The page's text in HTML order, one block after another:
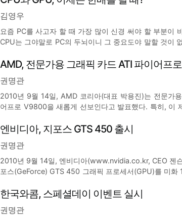
김영우
요즘 PC를 사고자 할 때 가장 많이 신경 써야 할 부분이
CPU는 그야말로 PC의 두뇌이니 그 중요도야 말할 것이
길 수 없는 부분이다. 다만, 그 어느 쪽이 더 많이 투자를
AMD, 전문가용 그래픽 카드 ATI 파이어프
권명관
2010년 9월 14일, AMD 코리아(대표 박용진)는 전문가
어프로 V9800을 새롭게 선보인다고 발표했다. 특히, 이
net Matsuda) 선임이사는 "이번 ATI 파이어
엔비디아, 지포스 GTS 450 출시
권명관
2010년 9월 14일, 엔비디아(www.nvidia.co.kr, CEO 젠
포스(GeForce) GTS 450 그래픽 프로세서(GPU)를 미화
게임과 애플리케이션에서
한국와콤, 스페셜데이 이벤트 실시
권명관